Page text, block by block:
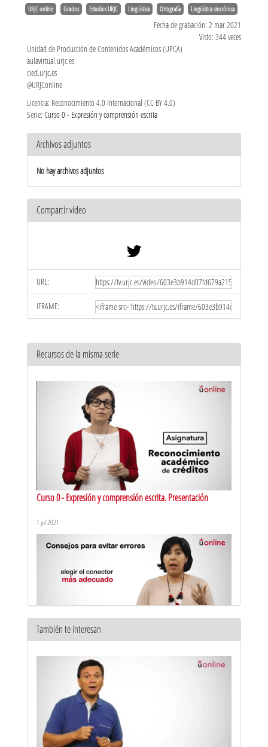
URJC online Grados Estudios URJC Lingüística Ortografía Lingüística sincrónica
Fecha de grabación: 2 mar 2021
Visto: 344 veces
Unidad de Producción de Contenidos Académicos (UPCA)
aulavirtual.urjc.es
cied.urjc.es
@URJConline
Licencia: Reconocimiento 4.0 Internacional (CC BY 4.0)
Serie: Curso 0 - Expresión y comprensión escrita
Archivos adjuntos
No hay archivos adjuntos
Compartir vídeo
URL:
IFRAME:
Recursos de la misma serie
Curso 0 - Expresión y comprensión escrita. Presentación
1 jul 2021
También te interesan